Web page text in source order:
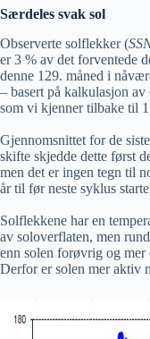
Særdeles svak sol
Observerte solflekker (
er 3 % av det forventede
denne 129. måned i
– basert på kalkulasjon
som vi kjenner tilbake til
Gjennomsnittet for de
skifte skjedde dette først
men det er ingen tegn til
år til før neste syklus
Solflekkene har en
av soloverflaten, men
enn solen forøvrig og mer
Derfor er solen mer aktiv